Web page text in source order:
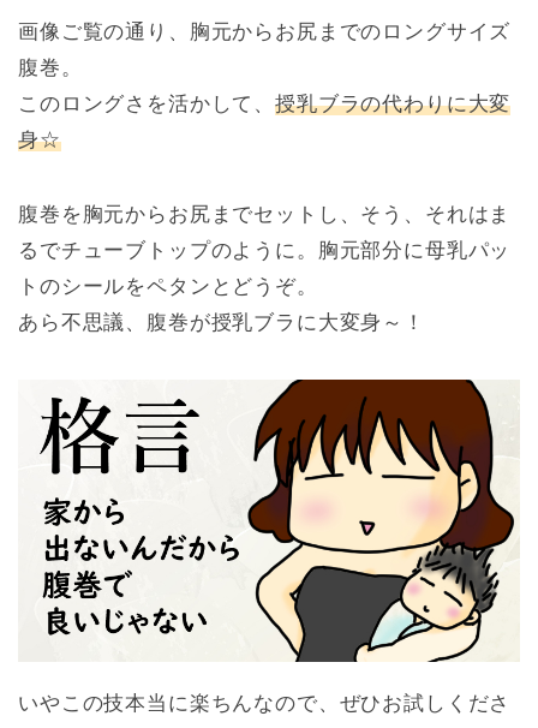
画像ご覧の通り、胸元からお尻までのロングサイズ
腹巻。
このロングさを活かして、授乳ブラの代わりに大変
身☆
腹巻を胸元からお尻までセットし、そう、それはま
るでチューブトップのように。胸元部分に母乳パッ
トのシールをペタンとどうぞ。
あら不思議、腹巻が授乳ブラに大変身～！
いやこの技本当に楽ちんなので、ぜひお試しくださ